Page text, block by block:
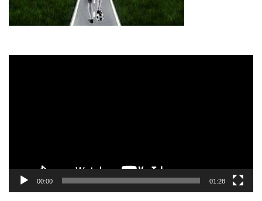
00:00 01:28